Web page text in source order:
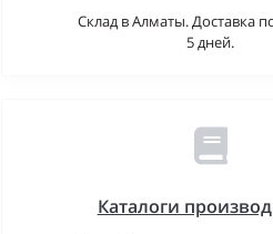
Склад в Алматы. Доставка
5 дней.
Каталоги